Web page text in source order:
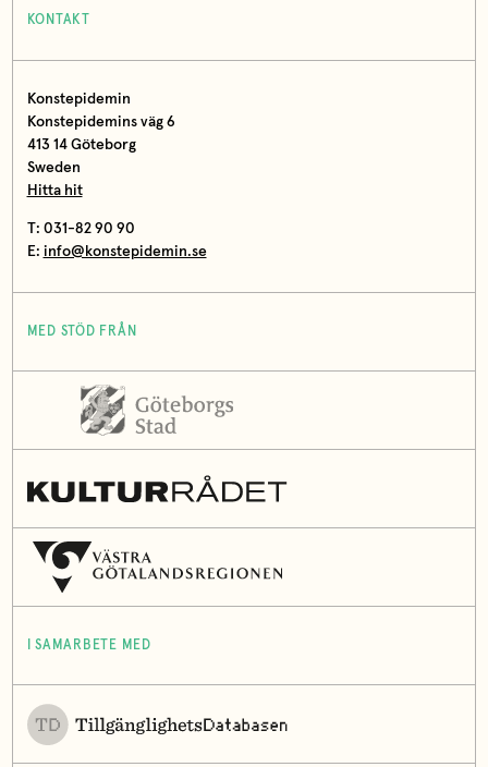
KONTAKT
Konstepidemin
Konstepidemins väg 6
413 14 Göteborg
Sweden
Hitta hit
T: 031-82 90 90
E: info@konstepidemin.se
MED STÖD FRÅN
I SAMARBETE MED